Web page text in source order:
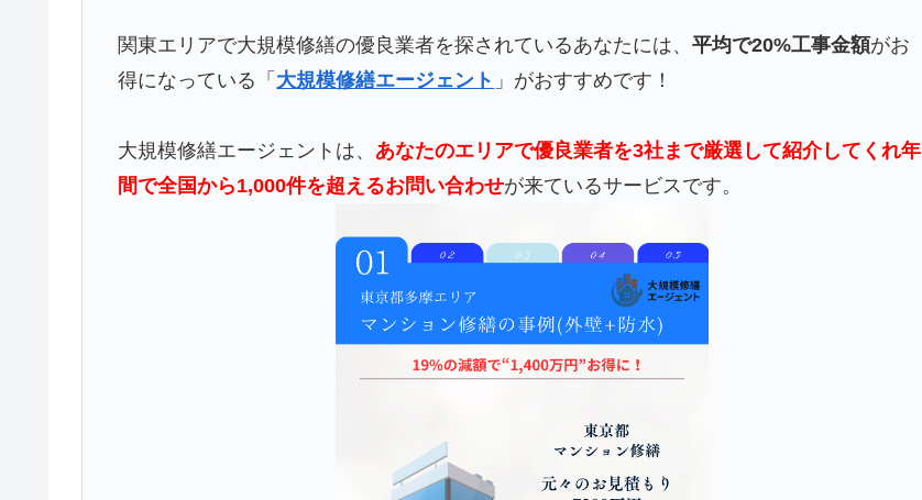
関東エリアで大規模修繕の優良業者を探されているあなたには、平均で20%工事金額がお
得になっている「 大規模修繕エージェント 」がおすすめです！
大規模修繕エージェントは、 あなたのエリアで優良業者を3社まで厳選して紹介してくれ年
間で全国から1,000件を超えるお問い合わせが来ているサービスです。